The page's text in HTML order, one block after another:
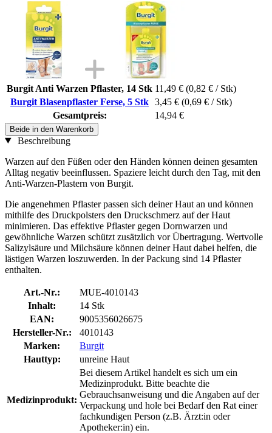
Burgit Anti Warzen Pflaster, 14 Stk 11,49 € (0,82 € / Stk)
Burgit Blasenpflaster Ferse, 5 Stk 3,45 € (0,69 € / Stk)
Gesamtpreis:
14,94 €
Beide in den Warenkorb
Beschreibung
Warzen auf den Füßen oder den Händen können deinen gesamten
Alltag negativ beeinflussen. Spaziere leicht durch den Tag, mit den
Anti-Warzen-Plastern von Burgit.
Die angenehmen Pflaster passen sich deiner Haut an und können
mithilfe des Druckpolsters den Druckschmerz auf der Haut
minimieren. Das effektive Pflaster gegen Dornwarzen und
gewöhnliche Warzen schützt zusätzlich vor Übertragung. Wertvolle
Salizylsäure und Milchsäure können deiner Haut dabei helfen, die
lästigen Warzen loszuwerden. In der Packung sind 14 Pflaster
enthalten.
Art.-Nr.:
MUE-4010143
Inhalt:
14 Stk
EAN:
9005356026675
Hersteller-Nr.:
4010143
Marken:
Burgit
Hauttyp:
unreine Haut
Medizinprodukt:
Bei diesem Artikel handelt es sich um ein
Medizinprodukt. Bitte beachte die
Gebrauchsanweisung und die Angaben auf der
Verpackung und hole bei Bedarf den Rat einer
fachkundigen Person (z.B. Ärzt:in oder
Apotheker:in) ein.